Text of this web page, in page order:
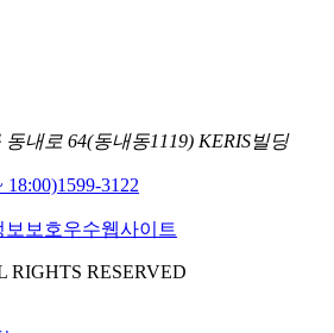
내로 64(동내동1119) KERIS빌딩
18:00)1599-3122
RIGHTS RESERVED